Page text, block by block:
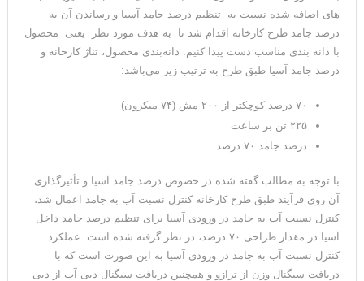
های اضافه شده نسبت به تنظیم درصد جامد آسیا و رساندن آن به
درصد جامد طرح کارخانه اقدام شد تا به هدف مورد نظر یعنی محصول
با دانه بندی مناسب دست پیدا کنیم. دانه‌بندی محصول، تناژ کارخانه و
درصد جامد آسیا طبق طرح به ترتیب زیر می‌باشد:
۷۰ درصد کوچکتر از ۲۰۰ مش (۷۴ میکرون)
۲۲۵ تن بر ساعت
درصد جامد ۷۰ درصد
با توجه به مطالب گفته شده در خصوص درصد جامد آسیا و تأثیرگذاری
آن روی فرآیند طبق طرح کارخانه کنترل نسبت آب به جامد اعمال شد،
کنترل نسبت آب به جامد در ورودی آسیا برای تنظیم درصد جامد داخل
آسیا در مقدار طراحی ۷۰ درصد، در نظر گرفته شده است. عملکرد
کنترل نسبت آب به جامد در ورودی آسیا به این صورت است که با
دریافت سیگنال وزن از ترازو و همچنین دریافت سیگنال دبی آب از دبی